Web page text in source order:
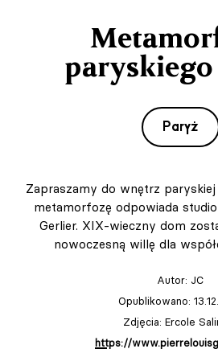
Paryż
Zapraszamy do wnętrz
metamorfozę odpowiada
Gerlier. XIX-wieczny dom
nowoczesną willę dla
Autor: JC
Opublikowano:
Zdjęcia: Ercole
https://